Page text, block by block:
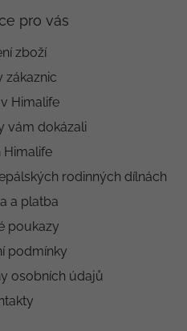
pro vás
zboží
zákaznic
Himalife
vám dokázali
Himalife
rodinných dílnách
a platba
poukazy
podmínky
osobních údajů